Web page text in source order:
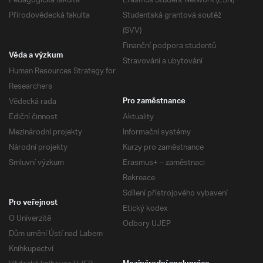
Přírodovědecká fakulta
Studentská grantová soutěž
(SVV)
Finanční podpora studentů
Stravování a ubytování
Věda a výzkum
Human Resources Strategy for
Researchers
Vědecká rada
Ediční činnost
Mezinárodní projekty
Národní projekty
Smluvní výzkum
Pro zaměstnance
Aktuality
Informační systémy
Kurzy pro zaměstnance
Erasmus+ – zaměstnaci
Rekreace
Sdílení přístrojového vybavení
Etický kodex
Odbory UJEP
Pro veřejnost
O Univerzitě
Dům umění Ústí nad Labem
Knihkupectví